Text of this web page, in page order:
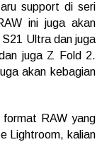
support di seri
ini juga akan
Ultra dan juga
juga Z Fold 2.
akan kebagian
format RAW yang
Lightroom, kalian